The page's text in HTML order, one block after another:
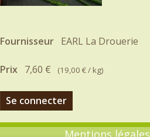
Fournisseur EARL La Drouerie
Prix 7,60 € (19,00 €/ kg)
Se connecter
Mentions légales